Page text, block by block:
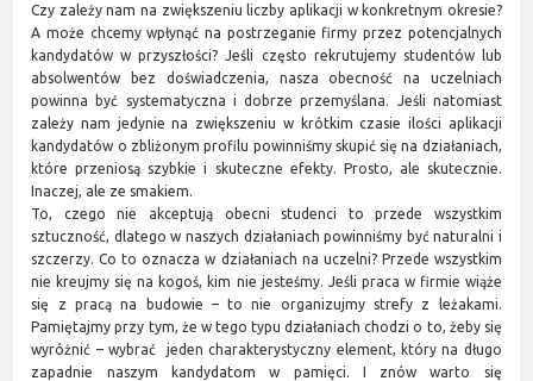
Czy zależy nam na zwiększeniu liczby aplikacji w konkretnym okresie?
A może chcemy wpłynąć na postrzeganie firmy przez potencjalnych
kandydatów w przyszłości? Jeśli często rekrutujemy studentów lub
absolwentów bez doświadczenia, nasza obecność na uczelniach
powinna być systematyczna i dobrze przemyślana. Jeśli natomiast
zależy nam jedynie na zwiększeniu w krótkim czasie ilości aplikacji
kandydatów o zbliżonym profilu powinniśmy skupić się na działaniach,
które przeniosą szybkie i skuteczne efekty. Prosto, ale skutecznie.
Inaczej, ale ze smakiem.
To, czego nie akceptują obecni studenci to przede wszystkim
sztuczność, dlatego w naszych działaniach powinniśmy być naturalni i
szczerzy. Co to oznacza w działaniach na uczelni? Przede wszystkim
nie kreujmy się na kogoś, kim nie jesteśmy. Jeśli praca w firmie wiąże
się z pracą na budowie – to nie organizujmy strefy z leżakami.
Pamiętajmy przy tym, że w tego typu działaniach chodzi o to, żeby się
wyróżnić – wybrać jeden charakterystyczny element, który na długo
zapadnie naszym kandydatom w pamięci. I znów warto się